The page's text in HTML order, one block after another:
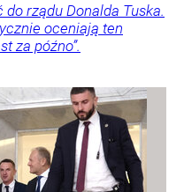
rządu Donalda Tuska.
oceniają ten
za późno”.